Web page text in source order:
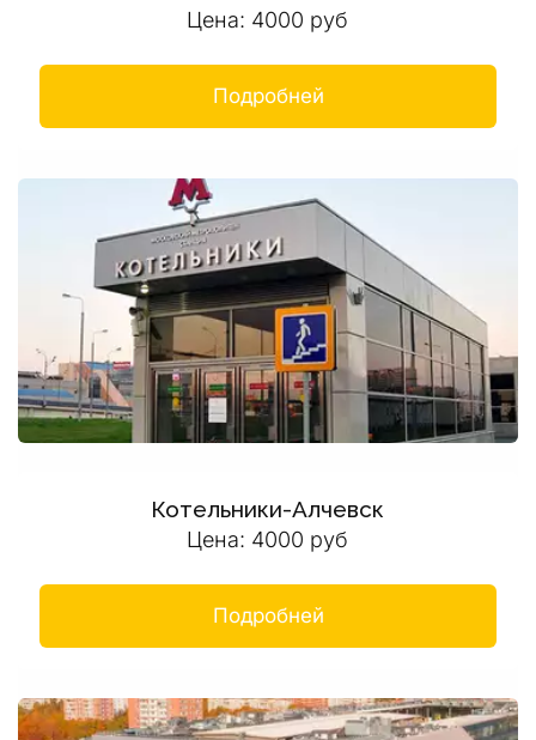
Цена: 4000 руб
Подробней
Котельники-Алчевск
Цена: 4000 руб
Подробней